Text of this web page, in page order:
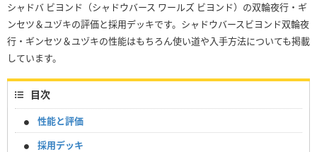
シャドバ ビヨンド（シャドウバース ワールズ ビヨンド）の双輪夜行・ギ
ンセツ＆ユヅキの評価と採用デッキです。シャドウバースビヨンド双輪夜
行・ギンセツ＆ユヅキの性能はもちろん使い道や入手方法についても掲載
しています。
目次
性能と評価
採用デッキ